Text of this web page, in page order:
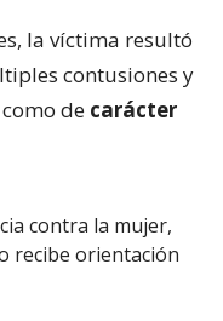
la víctima resultó
contusiones y
de carácter
contra la mujer,
recibe orientación